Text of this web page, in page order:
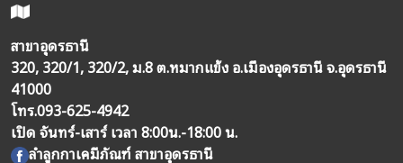
สาขาอุดรธานี
320, 320/1, 320/2, ม.8 ต.หมากแข้ง อ.เมืองอุดรธานี จ.อุดรธานี
41000
โทร.093-625-4942
เปิด จันทร์-เสาร์ เวลา 8:00น.-18:00 น.
ลำลูกกาเคมีภัณฑ์ สาขาอุดรธานี